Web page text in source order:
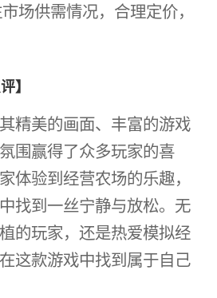
场供需情况，合理定价，
】
精美的画面、丰富的游戏
围赢得了众多玩家的喜
体验到经营农场的乐趣，
找到一丝宁静与放松。无
的玩家，还是热爱模拟经
这款游戏中找到属于自己